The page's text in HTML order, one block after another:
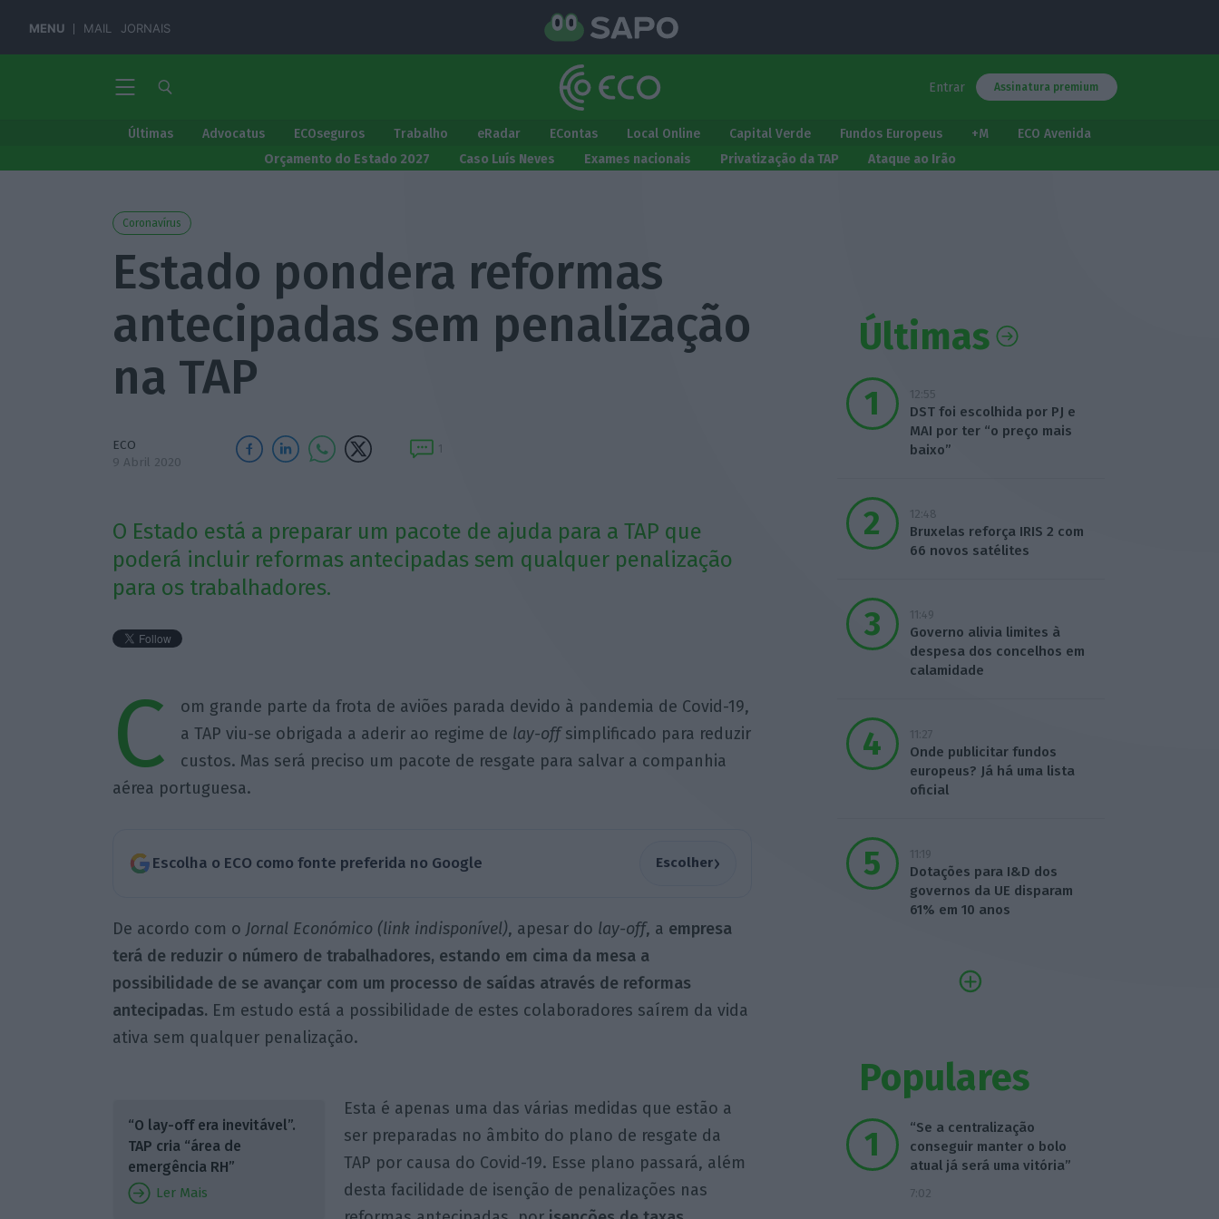
MENU MAIL JORNAIS
Entrar Assinatura premium
Últimas Advocatus ECOseguros Trabalho eRadar EContas Local Online Capital Verde Fundos Europeus +M
ECO Avenida
Orçamento do Estado 2027
Caso Luís Neves Exames nacionais Privatização da TAP Ataque ao Irão
Coronavírus
Estado pondera reformas
antecipadas sem penalização
na TAP
ECO
9 Abril 2020
1
O Estado está a preparar um pacote de ajuda para a TAP que
poderá incluir reformas antecipadas sem qualquer penalização
para os trabalhadores.
C
om grande parte da frota de aviões parada devido à pandemia de Covid-19,
a TAP viu-se obrigada a aderir ao regime de lay-offsimplificado para reduzir
custos. Mas será preciso um pacote de resgate para salvar a companhia
aérea portuguesa.
Escolha o ECO como fonte preferida no Google Escolher›
De acordo com o Jornal Económico (link indisponível), apesar do lay-off, a empresa
terá de reduzir o número de trabalhadores, estando em cima da mesa a
possibilidade de se avançar com um processo de saídas através de reformas
antecipadas. Em estudo está a possibilidade de estes colaboradores saírem da vida
ativa sem qualquer penalização.
“O lay-off era inevitável”.
TAP cria “área de
emergência RH”
Ler Mais
Esta é apenas uma das várias medidas que estão a
ser preparadas no âmbito do plano de resgate da
TAP por causa do Covid-19. Esse plano passará, além
desta facilidade de isenção de penalizações nas
Últimas
12:55
DST foi escolhida por PJ e
MAI por ter “o preço mais
baixo”
12:48
Bruxelas reforça IRIS 2 com
66 novos satélites
11:49
Governo alivia limites à
despesa dos concelhos em
calamidade
11:27
Onde publicitar fundos
europeus? Já há uma lista
oficial
11:19
Dotações para I&D dos
governos da UE disparam
61% em 10 anos
Populares
“Se a centralização
conseguir manter o bolo
atual já será uma vitória”
7:02